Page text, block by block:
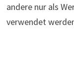
andere nur als
verwendet